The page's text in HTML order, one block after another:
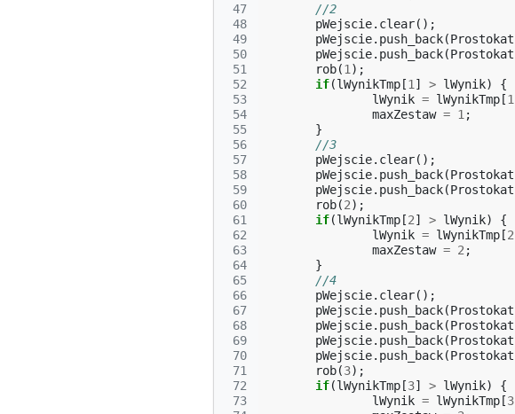
47
48
49
50
51
52
53
54
55
56
57
58
59
60
61
62
63
64
65
66
67
68
69
70
71
72
73
//2
pWejscie. clear();
pWejscie. push_back(Prostokat
pWejscie. push_back(Prostokat
rob(1 );
if(lWynikTmp [1 ] > lWynik)
{
lWynik = lWynikTmp [1
maxZestaw = 1 ;
}
//3
pWejscie. clear();
pWejscie. push_back(Prostokat
pWejscie. push_back(Prostokat
rob(2);
if(lWynikTmp [2] > lWynik)
{
lWynik = lWynikTmp [2
maxZestaw = 2 ;
}
//4
pWejscie. clear();
pWejscie. push_back(Prostokat
pWejscie. push_back(Prostokat
pWejscie. push_back(Prostokat
pWejscie. push_back(Prostokat
rob(3);
if(lWynikTmp [3] > lWynik)
{
lWynik = lWynikTmp [3